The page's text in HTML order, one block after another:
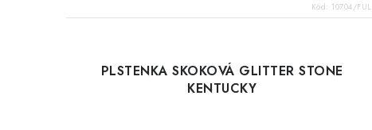
Kód: 10704/FUL
PLSTENKA SKOKOVÁ GLITTER STONE
KENTUCKY